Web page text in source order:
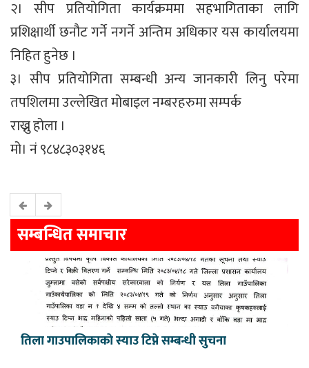
२। सीप प्रतियोगिता कार्यक्रममा सहभागिताका लागि
प्रशिक्षार्थी छनौट गर्ने नगर्ने अन्तिम अधिकार यस कार्यालयमा
निहित हुनेछ ।
३। सीप प्रतियोगिता सम्बन्धी अन्य जानकारी लिनु परेमा
तपशिलमा उल्लेखित मोबाइल नम्बरहरुमा सम्पर्क
राख्नु होला ।
मो। नं ९८४८३०३१४६
सम्बन्धित समाचार
तिला गाउपालिकाकाे स्याउ टिप्ने सम्बन्धी सुचना